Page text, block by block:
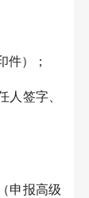
件）；
人签字、
申报高级